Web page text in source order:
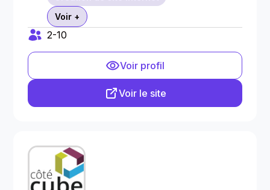
Voir +
2-10
Voir profil
Voir le site